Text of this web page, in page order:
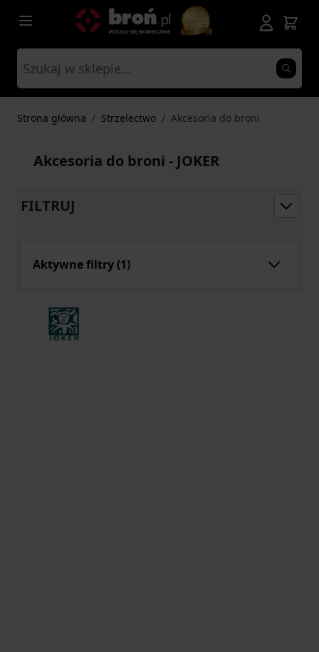
Przejdź do treści
Strona główna / Strzelectwo / Akcesoria do broni
Akcesoria do broni - JOKER
FILTRUJ
Aktywne filtry (1)